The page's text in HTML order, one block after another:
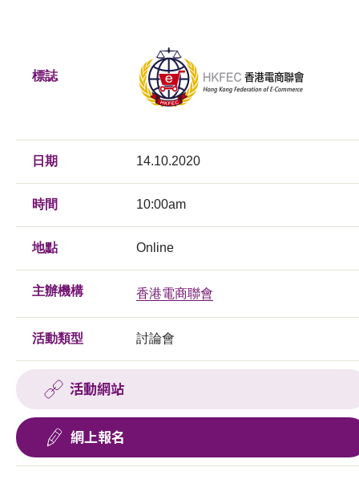
標誌
日期 14.10.2020
時間 10:00am
地點 Online
主辦機構 香港電商聯會
活動類型 討論會
活動網站
網上報名